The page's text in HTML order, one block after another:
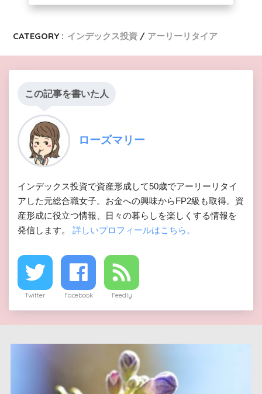
CATEGORY : インデックス投資 アーリーリタイア
この記事を書いた人
ローズマリー
インデックス投資で資産形成して50歳でアーリーリタイ
アした元総合職女子。お金への興味からFP2級も取得。資
産形成に役立つ情報、日々の暮らしを楽しくする情報を
発信します。 詳しいプロフィールはこちら。
Twitter Facebook Feedly